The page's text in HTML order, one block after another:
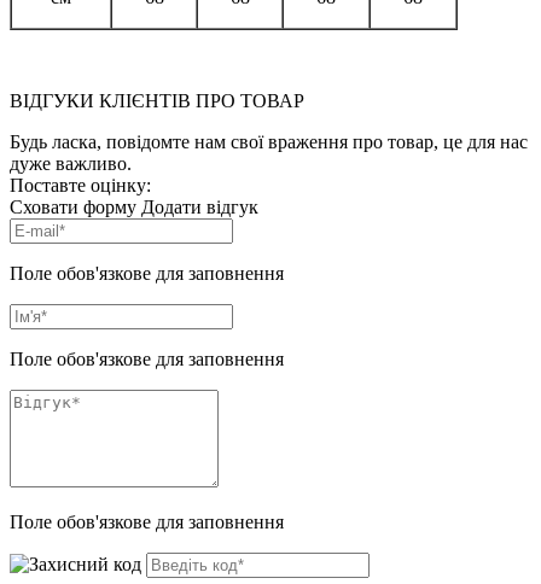
ВІДГУКИ КЛІЄНТІВ ПРО ТОВАР
Будь ласка, повідомте нам свої враження про товар, це для нас
дуже важливо.
Поставте оцінку:
Сховати форму Додати відгук
Поле обов'язкове для заповнення
Поле обов'язкове для заповнення
Поле обов'язкове для заповнення